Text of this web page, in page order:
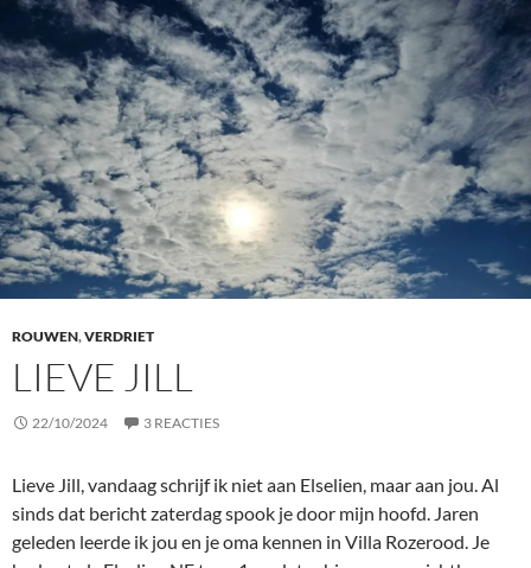
ROUWEN,VERDRIET
LIEVE JILL
22/10/2024 3 REACTIES
Lieve Jill, vandaag schrijf ik niet aan Elselien, maar aan jou. Al
sinds dat bericht zaterdag spook je door mijn hoofd. Jaren
geleden leerde ik jou en je oma kennen in Villa Rozerood. Je